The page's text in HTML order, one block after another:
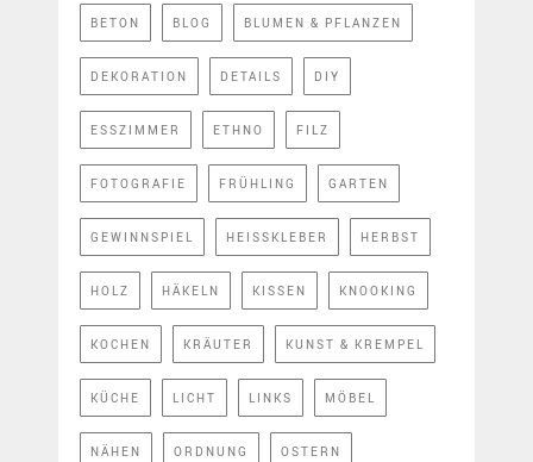
BETON BLOG BLUMEN & PFLANZEN
DEKORATION DETAILS DIY
ESSZIMMER ETHNO FILZ
FOTOGRAFIE FRÜHLING GARTEN
GEWINNSPIEL HEISSKLEBER HERBST
HOLZ HÄKELN KISSEN KNOOKING
KOCHEN KRÄUTER KUNST & KREMPEL
KÜCHE LICHT LINKS MÖBEL
NÄHEN ORDNUNG OSTERN